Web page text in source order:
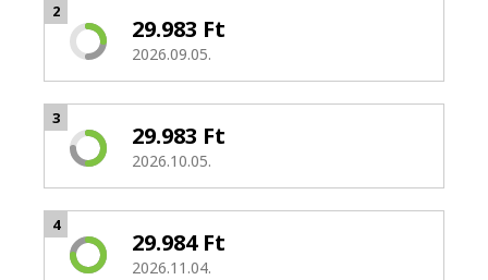
2
29.983 Ft
2026.09.05.
3
29.983 Ft
2026.10.05.
4
29.984 Ft
2026.11.04.